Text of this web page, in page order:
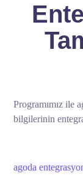
Programımız ile
bilgilerinin
agoda